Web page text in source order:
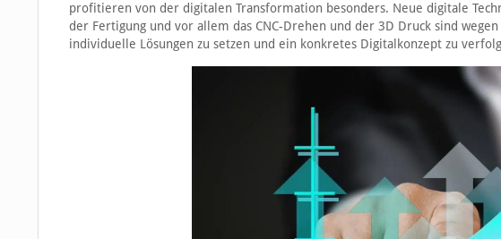
profitieren von der digitalen Transformation besonders. Neue digitale
der Fertigung und vor allem das CNC-Drehen und der 3D Druck sind
individuelle Lösungen zu setzen und ein konkretes Digitalkonzept zu